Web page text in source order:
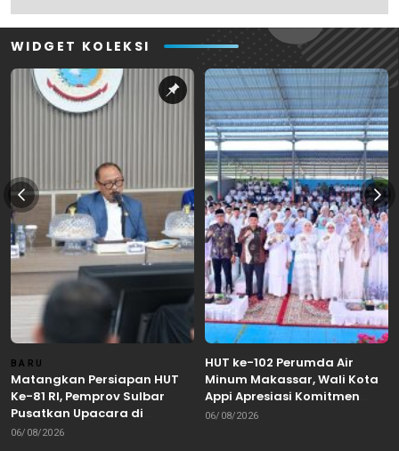
WIDGET KOLEKSI
BARU
Matangkan Persiapan HUT
Ke-81 RI, Pemprov Sulbar
Pusatkan Upacara di
Lapangan Ahmad Kirang
06/08/2026
HUT ke-102 Perumda Air
Minum Makassar, Wali Kota
Appi Apresiasi Komitmen
Tingkatkan Pelayanan Air
06/08/2026